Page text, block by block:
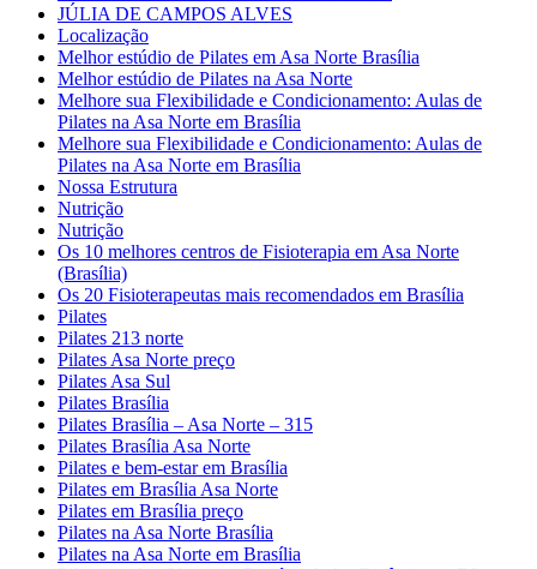
JÚLIA DE CAMPOS ALVES
Localização
Melhor estúdio de Pilates em Asa Norte Brasília
Melhor estúdio de Pilates na Asa Norte
Melhore sua Flexibilidade e Condicionamento: Aulas de
Pilates na Asa Norte em Brasília
Melhore sua Flexibilidade e Condicionamento: Aulas de
Pilates na Asa Norte em Brasília
Nossa Estrutura
Nutrição
Nutrição
Os 10 melhores centros de Fisioterapia em Asa Norte
(Brasília)
Os 20 Fisioterapeutas mais recomendados em Brasília
Pilates
Pilates 213 norte
Pilates Asa Norte preço
Pilates Asa Sul
Pilates Brasília
Pilates Brasília – Asa Norte – 315
Pilates Brasília Asa Norte
Pilates e bem-estar em Brasília
Pilates em Brasília Asa Norte
Pilates em Brasília preço
Pilates na Asa Norte Brasília
Pilates na Asa Norte em Brasília